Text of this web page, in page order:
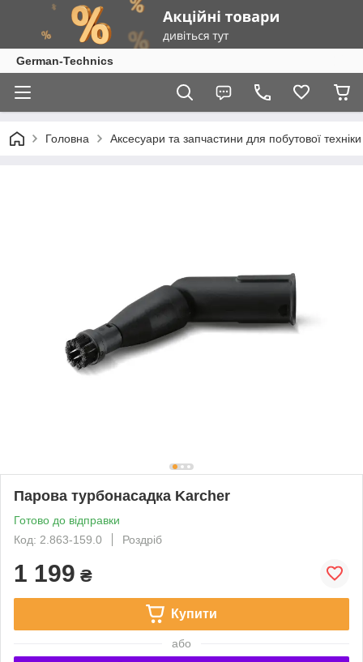
German-Technics
Головна Аксесуари та запчастини для побутової
Парова турбонасадка Karcher
Готово до відправки
Код: 2.863-159.0
Роздріб
1 199 ₴
Купити
або